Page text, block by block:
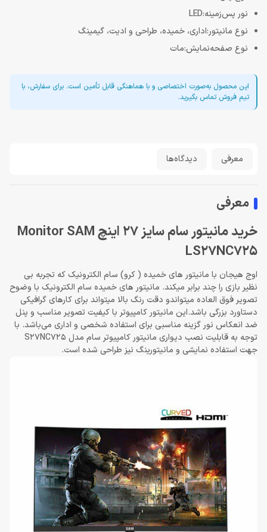
نور پس‌زمینه:LED
نوع مانیتور:اداری، خمیده، طراحی و ادیت، گیمینگ
نوع صفحه‌نمایش:مات
این محصول به‌صورت اختصاصی و با هماهنگی قابل تأمین است. برای سفارش، با
تیم فروش تماس بگیرید.
معرفی دیدگاه‌ها
معرفی
خرید مانیتور سام سایز 27 اینچ Monitor SAM
LS27NC725
اوج هیجان با مانیتور های خمیده ( کرو) سام الکترونیک که تجربه بی
نظیر بازی را چند برابر میکند. مانیتور های خمیده سام الکترونیک با وضوح
تصویر فوق العاده میتواندو دقت رنگ بالا میتواند برای کارهای گرافیکی
دستاورد بزرگی باشد.این مانیتور کامپیوتر با کیفیت تصویر مناسب و پنل
ضد انعکاس نور گزینه مناسبی برای استفاده شخصی و اداری می‌باشد. با
توجه به قابلیت نصب دیواری مانیتور کامپیوتر سام مدل S27NC725
جهت استفاده نمایشی و مانیتورینگ نیز طراحی شده است.